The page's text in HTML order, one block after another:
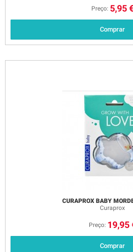
Preço: 5,95
Comprar
CURAPROX BABY
Curaprox
Preço: 19,95
Comprar